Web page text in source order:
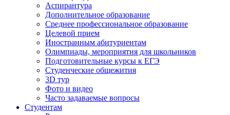
Аспирантура
Дополнительное образование
Среднее профессиональное образование
Целевой прием
Иностранным абитуриентам
Олимпиады, мероприятия для школьников
Подготовительные курсы к ЕГЭ
Студенческие общежития
3D тур
Фото и видео
Часто задаваемые вопросы
Студентам